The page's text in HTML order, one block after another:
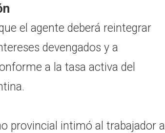
el agente deberá reintegrar
devengados y a
a la tasa activa del
provincial intimó al trabajador a